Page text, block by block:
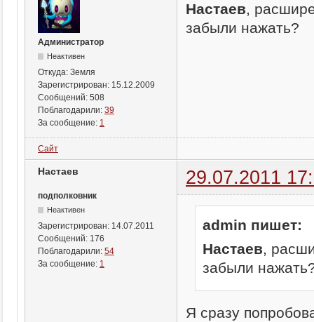
Администратор
Неактивен
Откуда: Земля
Зарегистрирован: 15.12.2009
Сообщений: 508
Поблагодарили: 39
За сообщение: 1
Настаев,
забыли нажать?
Сайт
Настаев 29.07.2011
подполковник
Неактивен
Зарегистрирован: 14.07.2011
Сообщений: 176
Поблагодарили: 54
За сообщение: 1
admin пишет:
Настаев,
забыли
Я сразу